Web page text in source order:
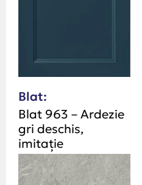
Blat:
Blat 963 – Ardezie
gri deschis,
imitație